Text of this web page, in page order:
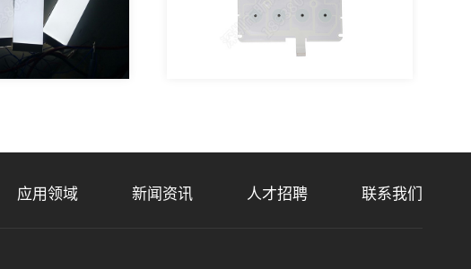
应用领域 新闻资讯 人才招聘 联系我们